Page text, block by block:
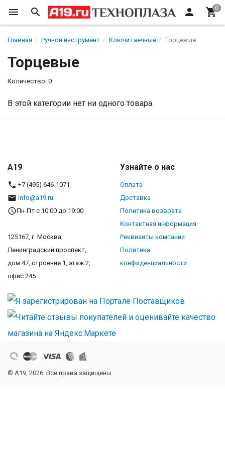
Главная Ручной инструмент Ключи гаечные Торцевые
Торцевые
Количество: 0
В этой категории нет ни одного товара.
A19
+7 (495) 646-1071
info@a19.ru
Пн-Пт с 10:00 до 19:00
125167, г. Москва,
Ленинградский проспект,
дом 47, строение 1, этаж 2,
офис 245
Узнайте о нас
Оплата
Доставка
Политика возврата
Контактная информация
Реквизиты компании
Политика
конфиденциальности
© A19, 2026. Все права защищены.